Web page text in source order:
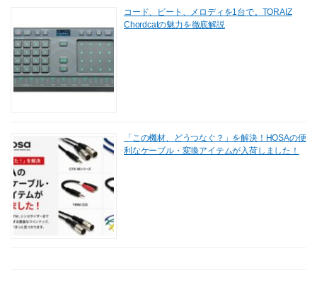
コード、ビート、メロディを1台で。TORAIZ
Chordcatの魅力を徹底解説
「この機材、どうつなぐ？」を解決！HOSAの便
利なケーブル・変換アイテムが入荷しました！